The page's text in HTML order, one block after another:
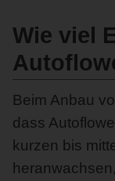
Wie viel
Beim Anbau
dass
kurzen bis